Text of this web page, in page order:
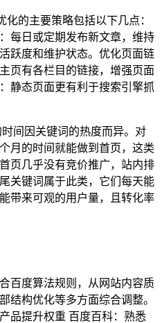
化的主要策略包括以下几点：
每日或定期发布新文章，维持
跃度和维护状态。优化页面链
页有各栏目的链接，增强页面
静态页面更有利于搜索引擎抓
时间因关键词的热度而异。对
月的时间就能做到首页，这类
页几乎没有竞价推广，站内排
关键词属于此类，它们每天能
带来可观的用户量，且转化率
百度算法规则，从网站内容质
结构优化等多方面综合调整。
品提升权重 百度百科：熟悉